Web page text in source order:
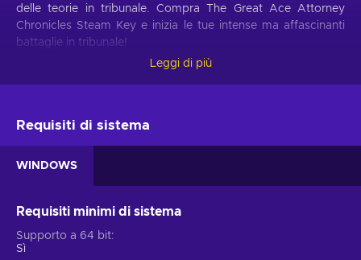
delle teorie in tribunale. Compra The Great Ace Attorney
Chronicles Steam Key e inizia le tue intense ma affascinanti
battaglie in tribunale!
Dalla scena del crimine all'aula del tribunale, il divertimento e
l'ingegno e le capacità per dedurre ciò che è realmente
accaduto alle vittime?
Giappone non sono mai stati così belli, ed è tutto grazie
Leggi di più
Requisiti di sistema
WINDOWS
Requisiti minimi di sistema
Supporto a 64 bit
Sì